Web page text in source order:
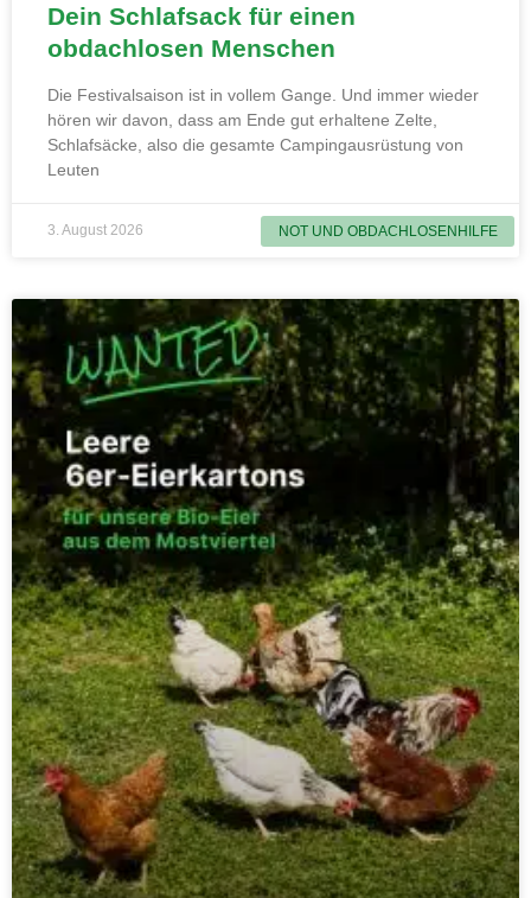
NOT UND OBDACHLOSENHILFE
Dein Schlafsack für einen
obdachlosen Menschen
Die Festivalsaison ist in vollem Gange. Und immer wieder
hören wir davon, dass am Ende gut erhaltene Zelte,
Schlafsäcke, also die gesamte Campingausrüstung von
Leuten
3. August 2026